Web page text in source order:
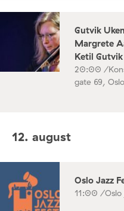
Gutvik
Margrete
Ketil
20:00 /
gate 69, Oslo
12. august
Oslo Jazz
11:00 /